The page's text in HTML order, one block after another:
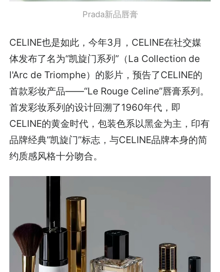
Prada新品唇膏
CELINE也是如此，今年3月，CELINE在社交媒
体发布了名为“凯旋门系列”（La Collection de
l'Arc de Triomphe）的影片，预告了CELINE的
首款彩妆产品——“Le Rouge Celine”唇膏系列。
首发彩妆系列的设计回溯了1960年代，即
CELINE的黄金时代，包装色系以黑金为主，印有
品牌经典“凯旋门”标志，与CELINE品牌本身的简
约质感风格十分吻合。